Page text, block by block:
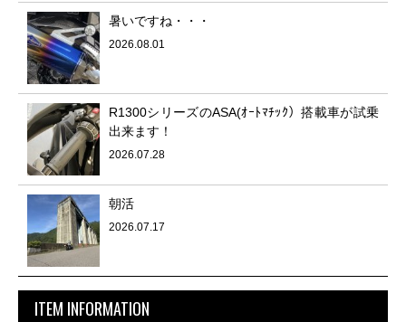
暑いですね・・・
2026.08.01
R1300シリーズのASA(ｵｰﾄﾏﾁｯｸ）搭載車が試乗
出来ます！
2026.07.28
朝活
2026.07.17
ITEM INFORMATION